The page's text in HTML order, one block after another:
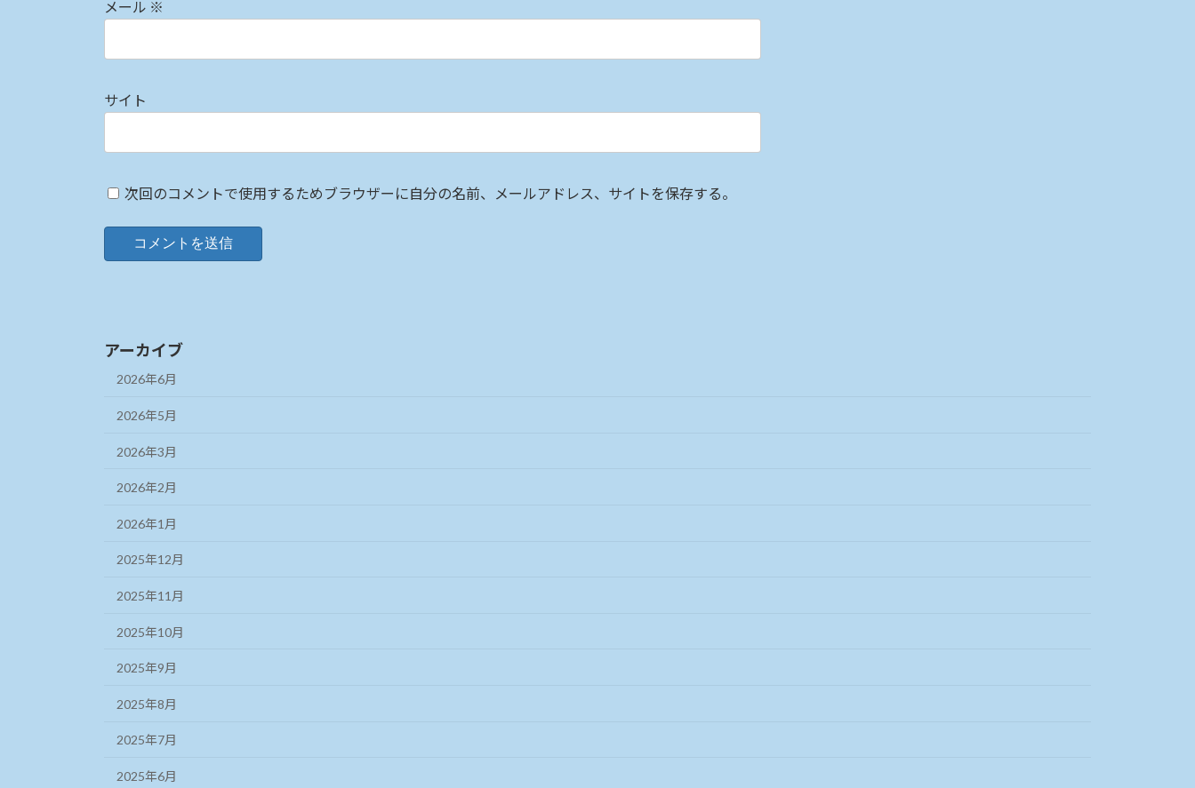
メール ※
サイト
次回のコメントで使用するためブラウザーに自分の名前、メールアドレス、サイトを保存する。
アーカイブ
2026年6月
2026年5月
2026年3月
2026年2月
2026年1月
2025年12月
2025年11月
2025年10月
2025年9月
2025年8月
2025年7月
2025年6月